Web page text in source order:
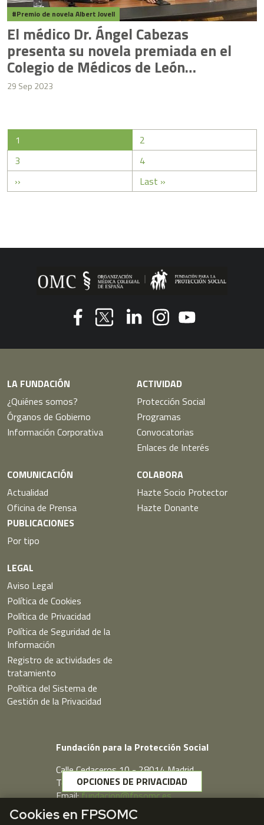
Premio de novela Albert Jovell
El médico Dr. Ángel Cabezas
presenta su novela premiada en el
Colegio de Médicos de León
arropado por sus compañeros
29 Sep 2023
Página actual
1 Page
2
Page
3 Page
4
Siguiente página
›› Última página
Last »
LA FUNDACIÓN
¿Quiénes somos?
Órganos de Gobierno
Información Corporativa
ACTIVIDAD
Protección Social
Programas
Convocatorias
Enlaces de Interés
COMUNICACIÓN
Actualidad
Oficina de Prensa
PUBLICACIONES
Por tipo
COLABORA
Hazte Socio Protector
Hazte Donante
LEGAL
Aviso Legal
Política de Cookies
Política de Privacidad
Política de Seguridad de la
Información
Registro de actividades de
tratamiento
Política del Sistema de
Gestión de la Privacidad
Fundación para la Protección Social
Calle Cedaceros,10 - 28014 Madrid
Telf. 91 431 77 80
Email:fundacion@fpsomc.es
Webmail
OPCIONES DE PRIVACIDAD
Cookies en FPSOMC